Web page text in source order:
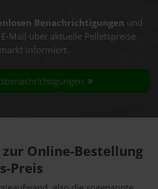
Benachrichtigungen und
Mail über aktuelle Pelletspreise
informiert.
Online-Bestellung
Preis